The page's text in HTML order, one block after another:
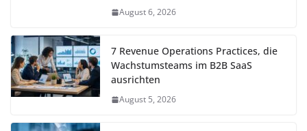
August 6, 2026
7 Revenue Operations Practices, die
Wachstumsteams im B2B SaaS
ausrichten
August 5, 2026